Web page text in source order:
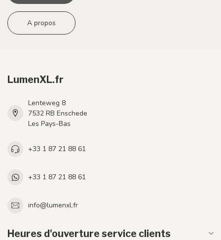
A propos
LumenXL.fr
Lenteweg 8
7532 RB Enschede
Les Pays-Bas
+33 1 87 21 88 61
+33 1 87 21 88 61
info@lumenxl.fr
Heures d'ouverture service clients